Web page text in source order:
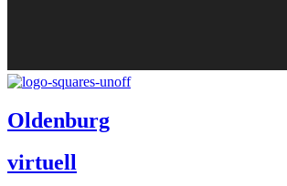
Oldenburg
virtuell